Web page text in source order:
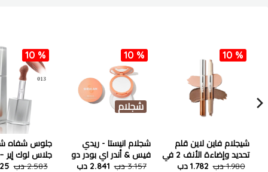
10 %
شيجلام فاين لاين قلم
تحديد وإضاءة الأنف 2 في
1.980 دب
1.782 دب
شجلام
10 %
شجلام انيستا - ريدي
فيس & أندر اي بودر دو
3.157 دب
2.841 دب
10 %
جلوس شفاه
013 فرنش توست
2.583 دب